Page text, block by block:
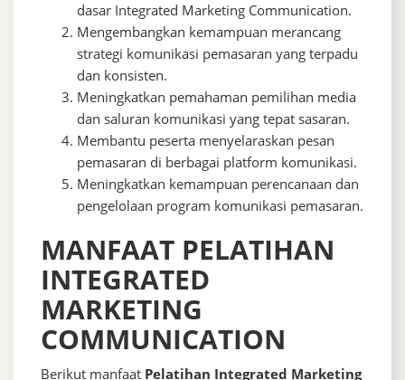
dasar Integrated Marketing Communication.
Mengembangkan kemampuan merancang
strategi komunikasi pemasaran yang terpadu
dan konsisten.
Meningkatkan pemahaman pemilihan media
dan saluran komunikasi yang tepat sasaran.
Membantu peserta menyelaraskan pesan
pemasaran di berbagai platform komunikasi.
Meningkatkan kemampuan perencanaan dan
pengelolaan program komunikasi pemasaran.
MANFAAT PELATIHAN
INTEGRATED
MARKETING
COMMUNICATION
Berikut manfaat Pelatihan Integrated Marketing